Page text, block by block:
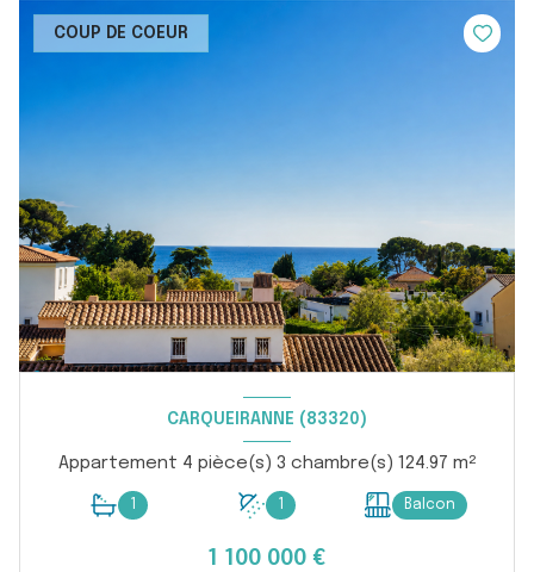
COUP DE COEUR
CARQUEIRANNE (83320)
Appartement 4 pièce(s) 3 chambre(s) 124.97 m²
Balcon
1 100 000 €